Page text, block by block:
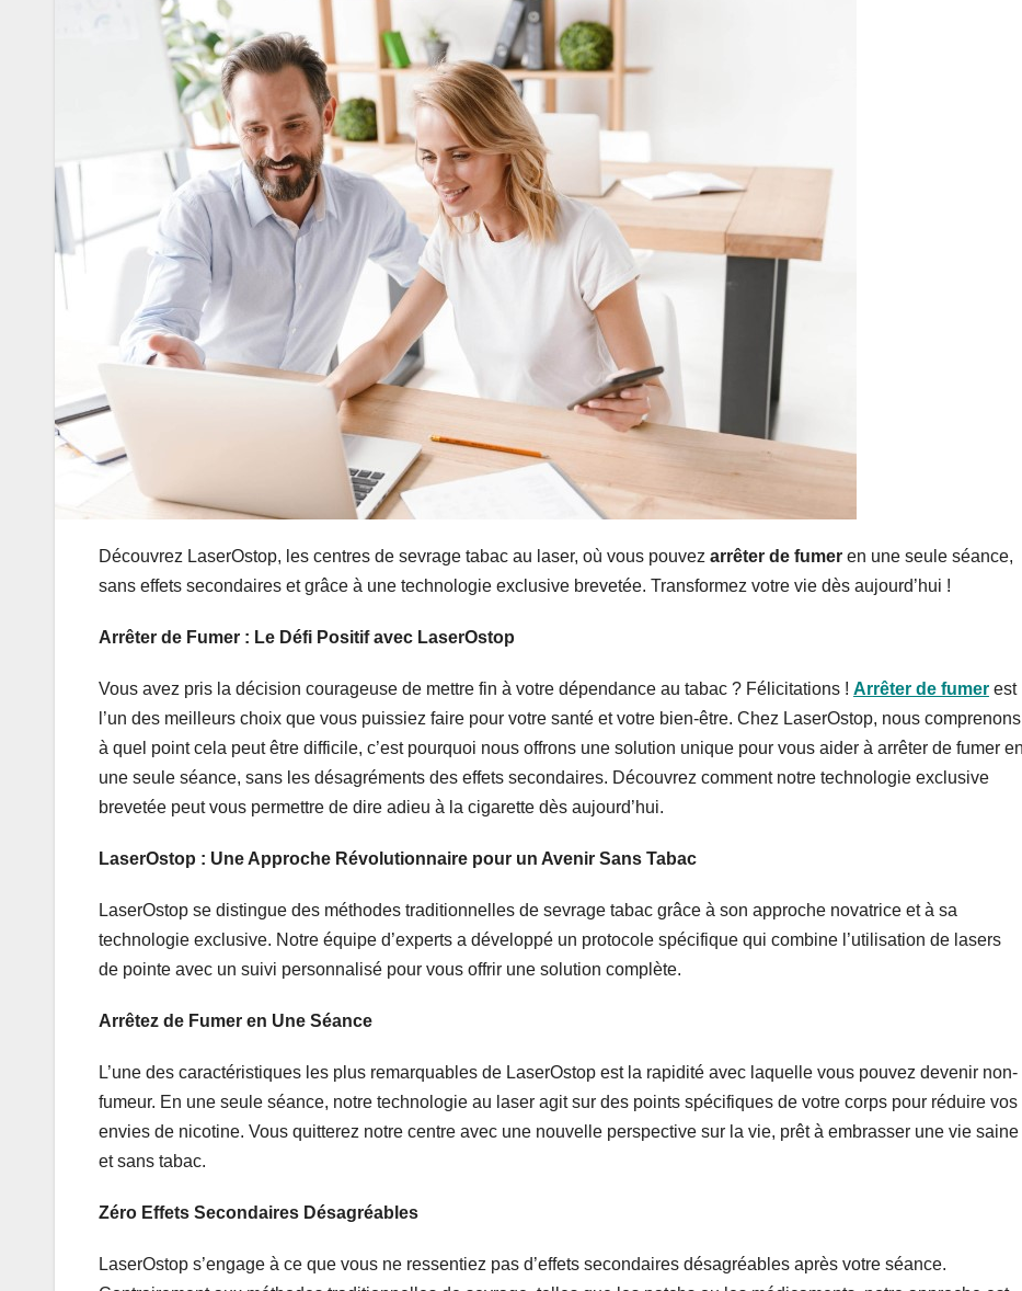
Découvrez LaserOstop, les centres de sevrage tabac au laser, où vous pouvez arrêter de fumer en une seule séance,
sans effets secondaires et grâce à une technologie exclusive brevetée. Transformez votre vie dès aujourd’hui !
Arrêter de Fumer : Le Défi Positif avec LaserOstop
Vous avez pris la décision courageuse de mettre fin à votre dépendance au tabac ? Félicitations ! Arrêter de fumer est
l’un des meilleurs choix que vous puissiez faire pour votre santé et votre bien-être. Chez LaserOstop, nous comprenons
à quel point cela peut être difficile, c’est pourquoi nous offrons une solution unique pour vous aider à arrêter de fumer en
une seule séance, sans les désagréments des effets secondaires. Découvrez comment notre technologie exclusive
brevetée peut vous permettre de dire adieu à la cigarette dès aujourd’hui.
LaserOstop : Une Approche Révolutionnaire pour un Avenir Sans Tabac
LaserOstop se distingue des méthodes traditionnelles de sevrage tabac grâce à son approche novatrice et à sa
technologie exclusive. Notre équipe d’experts a développé un protocole spécifique qui combine l’utilisation de lasers
de pointe avec un suivi personnalisé pour vous offrir une solution complète.
Arrêtez de Fumer en Une Séance
L’une des caractéristiques les plus remarquables de LaserOstop est la rapidité avec laquelle vous pouvez devenir non-
fumeur. En une seule séance, notre technologie au laser agit sur des points spécifiques de votre corps pour réduire vos
envies de nicotine. Vous quitterez notre centre avec une nouvelle perspective sur la vie, prêt à embrasser une vie saine
et sans tabac.
Zéro Effets Secondaires Désagréables
LaserOstop s’engage à ce que vous ne ressentiez pas d’effets secondaires désagréables après votre séance.